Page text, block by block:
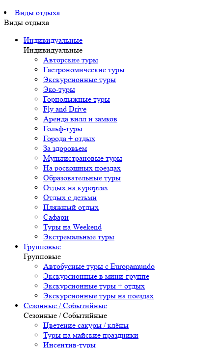
Виды отдыха
Виды отдыха
Индивидуальные
Индивидуальные
Авторские туры
Гастрономические туры
Экскурсионные туры
Эко-туры
Горнолыжные туры
Fly and Drive
Аренда вилл и замков
Гольф-туры
Города + отдых
За здоровьем
Мультистрановые туры
На роскошных поездах
Образовательные туры
Отдых на курортах
Отдых с детьми
Пляжный отдых
Сафари
Туры на Weekend
Экстремальные туры
Групповые
Групповые
Автобусные туры с Europamundo
Экскурсионные в мини-группе
Экскурсионные туры + отдых
Экскурсионные туры на поездах
Сезонные / Событийные
Сезонные / Событийные
Цветение сакуры / клёны
Туры на майские праздники
Инсентив-туры